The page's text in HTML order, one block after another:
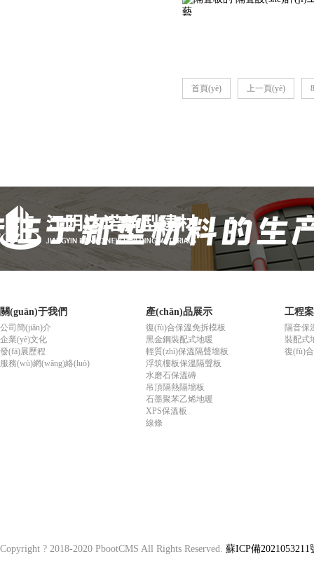
首頁(yè) 上一頁(yè) 8
關(guān)于我們
公司簡(jiǎn)介
企業(yè)文化
發(fā)展歷程
服務(wù)網(wǎng)絡(luò)
產(chǎn)品展示
復(fù)合保溫免拆模板
黑金鋼裝配式地暖
輕質(zhì)保溫隔聲墻板
浮筑樓板保溫隔聲板
水磨石保溫磚
吊頂隔熱隔墻板
石墨聚苯乙烯地暖
XPS保溫板
線條
工程
隔音保
裝配式
復(fù)
Copyright ? 2018-2020 PbootCMS All Rights Reserved. 蘇ICP備2021053211